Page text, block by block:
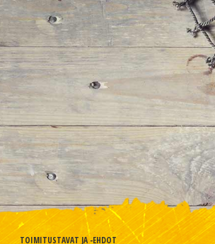
TOIMITUSTAVAT JA -EHDOT